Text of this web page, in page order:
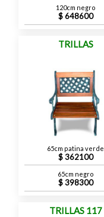
120cm negro
648600
TRILLAS
65cm patina verde
362100
65cm negro
398300
TRILLAS 117